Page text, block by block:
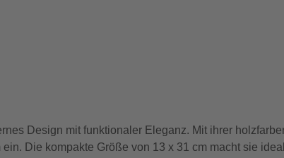
Design mit funktionaler Eleganz. Mit ihrer
Die kompakte Größe von 13 x 31 cm macht sie